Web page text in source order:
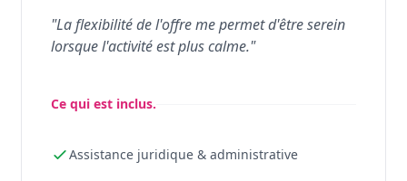
"La flexibilité de l'offre me permet d'être serein
lorsque l'activité est plus calme."
Ce qui est inclus.
Assistance juridique & administrative